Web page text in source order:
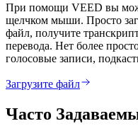
При помощи VEED вы
щелчком мыши. Просто
файл, получите
перевода. Нет более
голосовые записи,
Загрузите файл
Часто